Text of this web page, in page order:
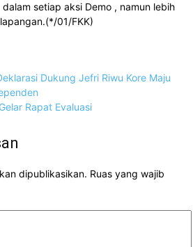
setiap aksi Demo , namun lebih
01/FKK)
Dukung Jefri Riwu Kore Maju
Rapat Evaluasi
dipublikasikan. Ruas yang wajib